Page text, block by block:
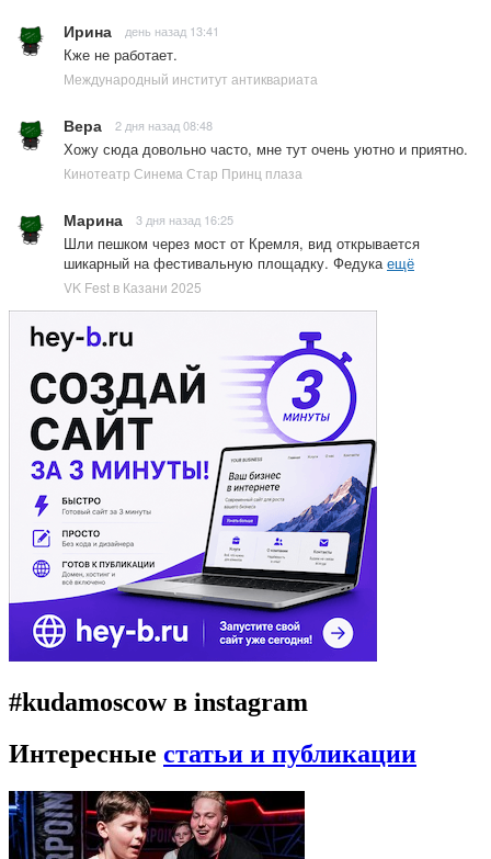
Ирина день назад 13:41
Кже не работает.
Международный институт антиквариата
Вера 2 дня назад 08:48
Хожу сюда довольно часто, мне тут очень уютно и приятно.
Кинотеатр Синема Стар Принц плаза
Марина 3 дня назад 16:25
Шли пешком через мост от Кремля, вид открывается
шикарный на фестивальную площадку. Федукаещё
VK Fest в Казани 2025
#kudamoscow в instagram
Интересные статьи и публикации